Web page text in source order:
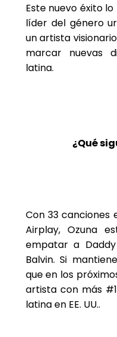
Este nuevo éxito
líder del género
un artista
marcar nuevas
latina.
¿Qué
Con 33 canciones
Airplay, Ozuna
empatar a
Balvin. Si
que en los
artista con más
latina en EE. UU..